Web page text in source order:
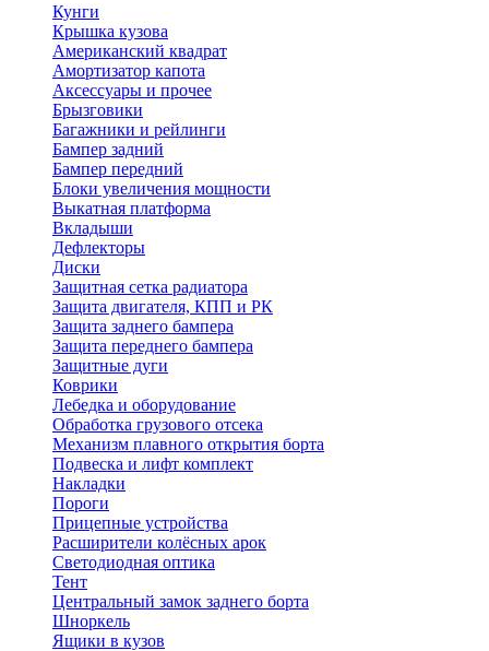
Кунги
Крышка кузова
Американский квадрат
Амортизатор капота
Аксессуары и прочее
Брызговики
Багажники и рейлинги
Бампер задний
Бампер передний
Блоки увеличения мощности
Выкатная платформа
Вкладыши
Дефлекторы
Диски
Защитная сетка радиатора
Защита двигателя, КПП и РК
Защита заднего бампера
Защита переднего бампера
Защитные дуги
Коврики
Лебедка и оборудование
Обработка грузового отсека
Механизм плавного открытия борта
Подвеска и лифт комплект
Накладки
Пороги
Прицепные устройства
Расширители колёсных арок
Светодиодная оптика
Тент
Центральный замок заднего борта
Шноркель
Ящики в кузов